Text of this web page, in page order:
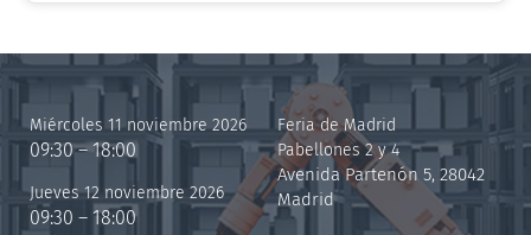
Miércoles 11 noviembre 2026
09:30 – 18:00
Jueves 12 noviembre 2026
09:30 – 18:00
Feria de Madrid
Pabellones 2 y 4
Avenida Partenón 5, 28042
Madrid